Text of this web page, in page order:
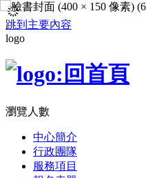
跳到主要內容
logo
瀏覽人數
中心簡介
行政團隊
服務項目